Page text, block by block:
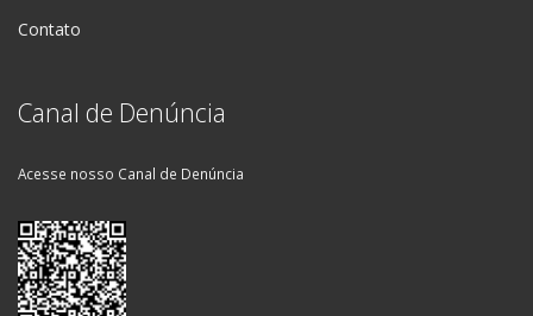
Contato
Canal de Denúncia
Acesse nosso Canal de Denúncia